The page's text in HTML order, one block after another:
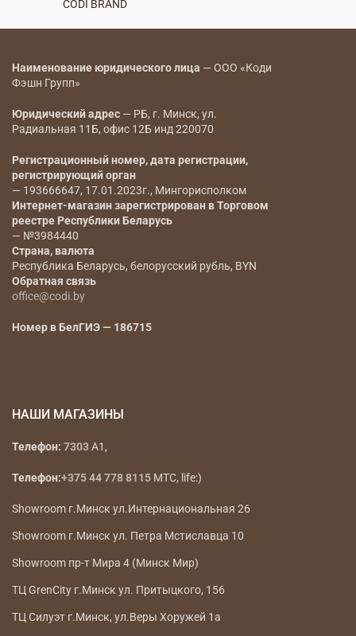
CODI BRAND
Наименование юридического лица — ООО «Коди
Фэшн Групп»
Юридический адрес — РБ, г. Минск, ул.
Радиальная 11Б, офис 12Б инд 220070
Регистрационный номер, дата регистрации,
регистрирующий орган
— 193666647, 17.01.2023г., Мингорисполком
Интернет-магазин зарегистрирован в Торговом
реестре Республики Беларусь
— №3984440
Страна, валюта
Республика Беларусь, белорусский рубль, BYN
Обратная связь
office@codi.by
Номер в БелГИЭ — 186715
НАШИ МАГАЗИНЫ
Телефон: 7303A1,
Телефон:+375 44 778 8115 МТС, life:)
Showroom г.Минск ул.Интернациональная 26
Showroom г.Минск ул. Петра Мстиславца 10
Showroom пр-т Мира 4 (Минск Мир)
ТЦ GrenCity г.Минск ул. Притыцкого, 156
ТЦ Силуэт г.Минск, ул.Веры Хоружей 1а